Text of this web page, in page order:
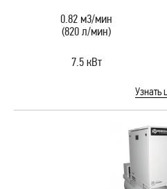
0.82 м3/мин
(820 л/мин)
7.5 кВт
Узнать